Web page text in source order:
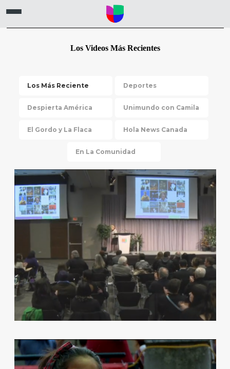
Los Videos Más Recientes
Los Más Reciente Deportes
Despierta América Unimundo con Camila
El Gordo y La Flaca Hola News Canada
En La Comunidad
LUMINATO FESTIVAL